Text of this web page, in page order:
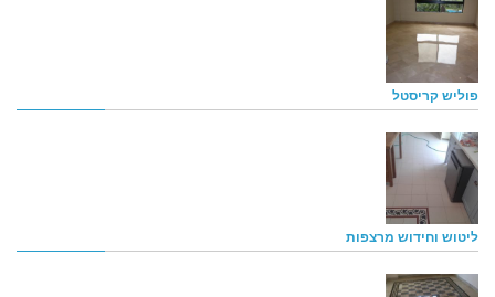
פוליש קריסטל
ליטוש וחידוש מרצפות